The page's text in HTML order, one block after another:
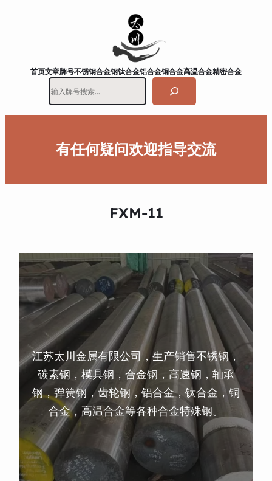
首页文章牌号不锈钢合金钢钛合金铝合金铜合金高温合金精密合金
有任何疑问欢迎指导交流
FXM-11
江苏太川金属有限公司，生产销售不锈钢，
碳素钢，模具钢，合金钢，高速钢，轴承
钢，弹簧钢，齿轮钢，铝合金，钛合金，铜
合金，高温合金等各种合金特殊钢。